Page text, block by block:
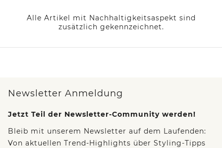
Alle Artikel mit Nachhaltigkeitsaspekt sind
zusätzlich gekennzeichnet.
Newsletter Anmeldung
Jetzt Teil der Newsletter-Community werden!
Bleib mit unserem Newsletter auf dem Laufenden:
Von aktuellen Trend-Highlights über Styling-Tipps